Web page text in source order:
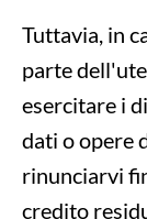
Tuttavia, in
parte
esercitare i
dati o opere
rinunciarvi
credito